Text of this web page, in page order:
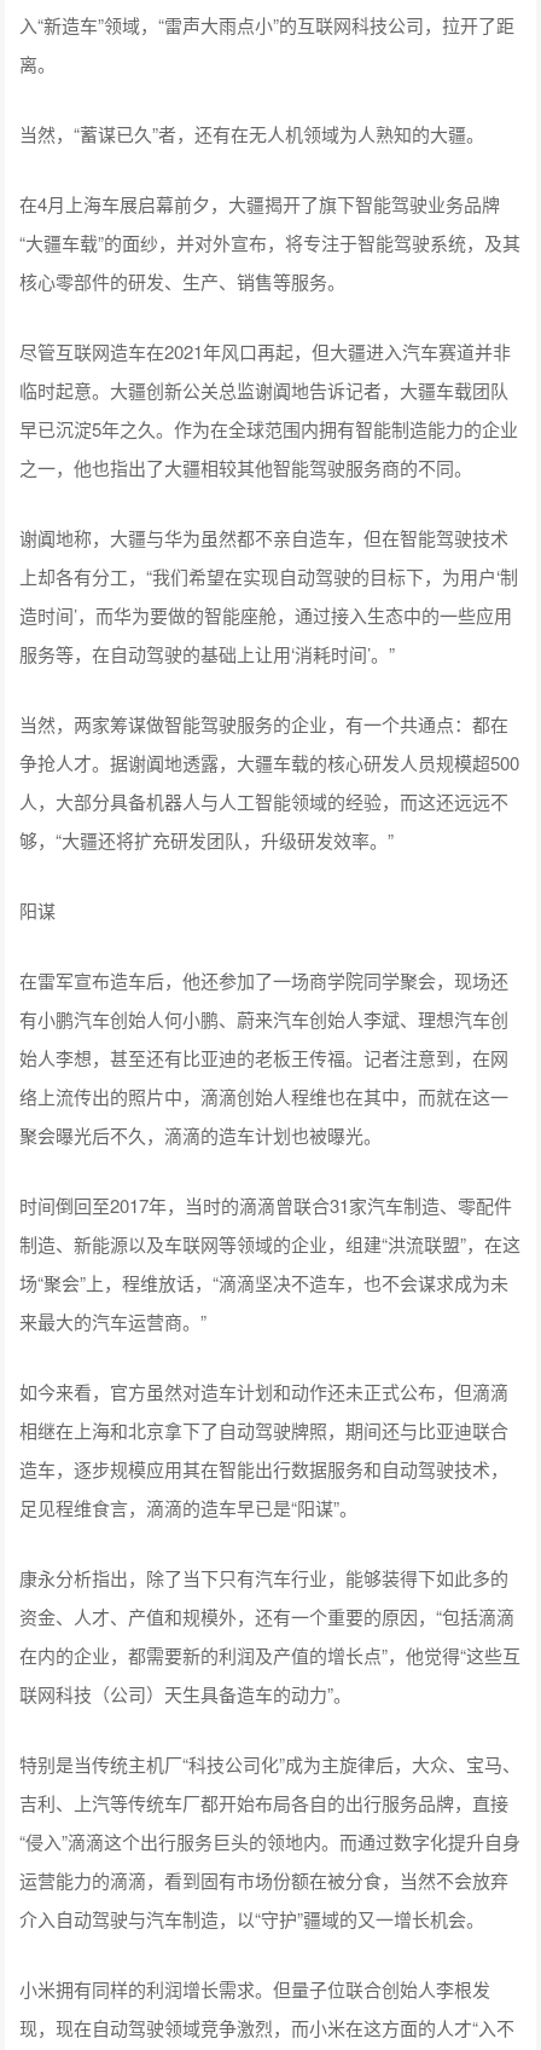
入“新造车”领域，“雷声大雨点小”的互联网科技公司，拉开了距
离。
当然，“蓄谋已久”者，还有在无人机领域为人熟知的大疆。
在4月上海车展启幕前夕，大疆揭开了旗下智能驾驶业务品牌
“大疆车载”的面纱，并对外宣布，将专注于智能驾驶系统，及其
核心零部件的研发、生产、销售等服务。
尽管互联网造车在2021年风口再起，但大疆进入汽车赛道并非
临时起意。大疆创新公关总监谢阗地告诉记者，大疆车载团队
早已沉淀5年之久。作为在全球范围内拥有智能制造能力的企业
之一，他也指出了大疆相较其他智能驾驶服务商的不同。
谢阗地称，大疆与华为虽然都不亲自造车，但在智能驾驶技术
上却各有分工，“我们希望在实现自动驾驶的目标下，为用户‘制
造时间’，而华为要做的智能座舱，通过接入生态中的一些应用
服务等，在自动驾驶的基础上让用‘消耗时间’。”
当然，两家筹谋做智能驾驶服务的企业，有一个共通点：都在
争抢人才。据谢阗地透露，大疆车载的核心研发人员规模超500
人，大部分具备机器人与人工智能领域的经验，而这还远远不
够，“大疆还将扩充研发团队，升级研发效率。”
阳谋
在雷军宣布造车后，他还参加了一场商学院同学聚会，现场还
有小鹏汽车创始人何小鹏、蔚来汽车创始人李斌、理想汽车创
始人李想，甚至还有比亚迪的老板王传福。记者注意到，在网
络上流传出的照片中，滴滴创始人程维也在其中，而就在这一
聚会曝光后不久，滴滴的造车计划也被曝光。
时间倒回至2017年，当时的滴滴曾联合31家汽车制造、零配件
制造、新能源以及车联网等领域的企业，组建“洪流联盟”，在这
场“聚会”上，程维放话，“滴滴坚决不造车，也不会谋求成为未
来最大的汽车运营商。”
如今来看，官方虽然对造车计划和动作还未正式公布，但滴滴
相继在上海和北京拿下了自动驾驶牌照，期间还与比亚迪联合
造车，逐步规模应用其在智能出行数据服务和自动驾驶技术，
足见程维食言，滴滴的造车早已是“阳谋”。
康永分析指出，除了当下只有汽车行业，能够装得下如此多的
资金、人才、产值和规模外，还有一个重要的原因，“包括滴滴
在内的企业，都需要新的利润及产值的增长点”，他觉得“这些互
联网科技（公司）天生具备造车的动力”。
特别是当传统主机厂“科技公司化”成为主旋律后，大众、宝马、
吉利、上汽等传统车厂都开始布局各自的出行服务品牌，直接
“侵入”滴滴这个出行服务巨头的领地内。而通过数字化提升自身
运营能力的滴滴，看到固有市场份额在被分食，当然不会放弃
介入自动驾驶与汽车制造，以“守护”疆域的又一增长机会。
小米拥有同样的利润增长需求。但量子位联合创始人李根发
现，现在自动驾驶领域竞争激烈，而小米在这方面的人才“入不